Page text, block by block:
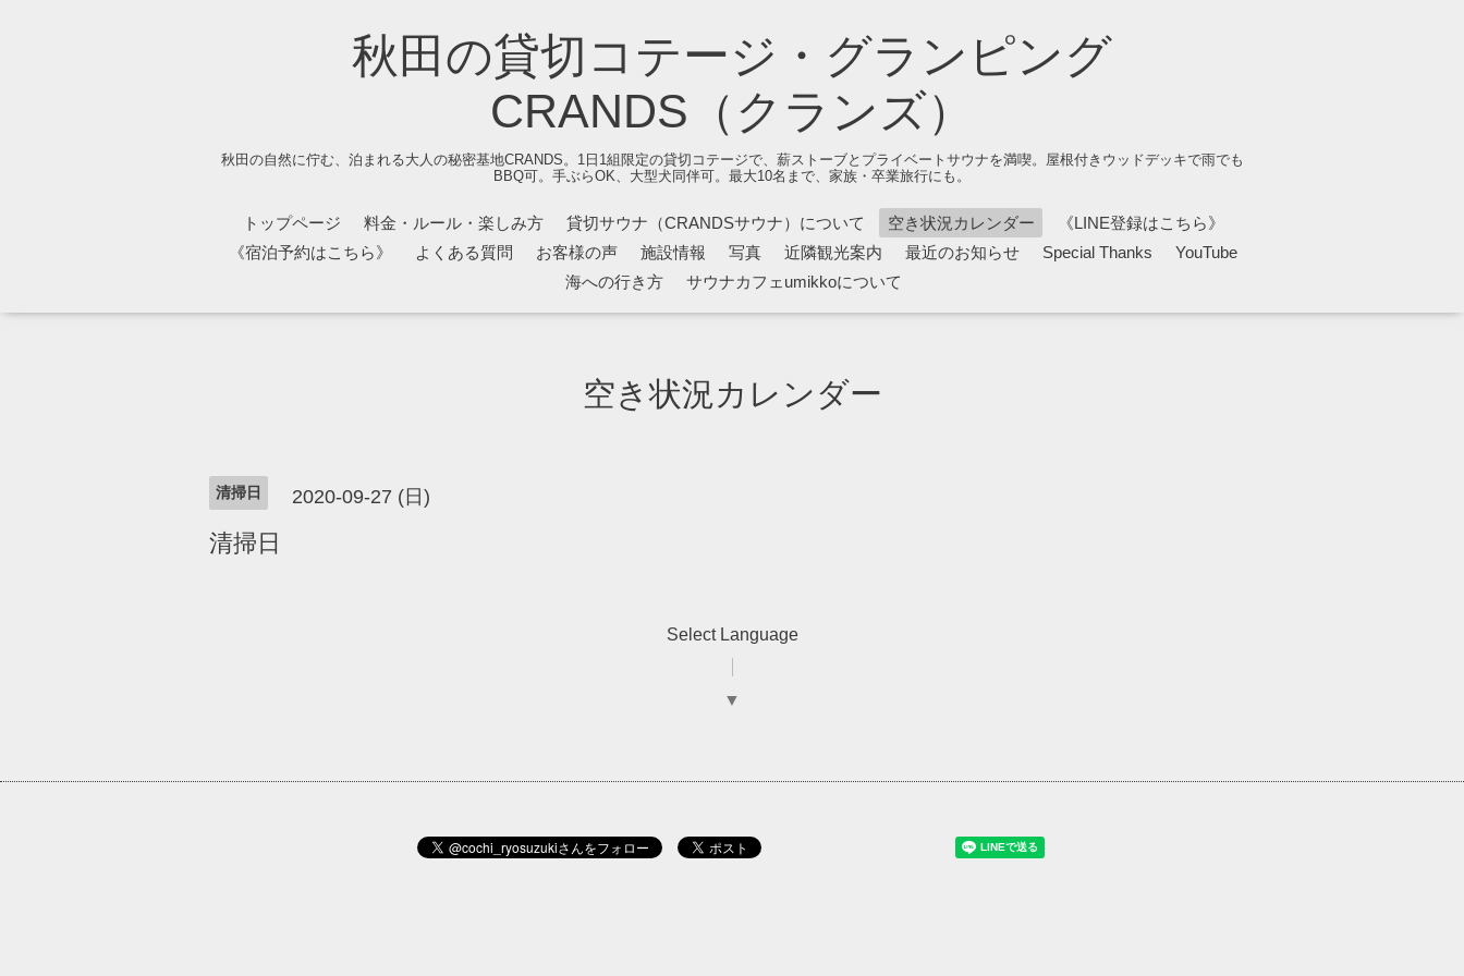
秋田の貸切コテージ・グランピング
CRANDS（クランズ）
秋田の自然に佇む、泊まれる大人の秘密基地CRANDS。1日1組限定の貸切コテージで、薪ストーブとプライベートサウナを満喫。屋根付きウッドデッキで雨でも
BBQ可。手ぶらOK、大型犬同伴可。最大10名まで、家族・卒業旅行にも。
トップページ 料金・ルール・楽しみ方 貸切サウナ（CRANDSサウナ）について 空き状況カレンダー
《LINE登録はこちら》
《宿泊予約はこちら》
よくある質問 お客様の声 施設情報 写真 近隣観光案内 最近のお知らせ Special Thanks
YouTube
海への行き方
サウナカフェumikkoについて
空き状況カレンダー
清掃日 2020-09-27 (日)
清掃日
Select Language
▼